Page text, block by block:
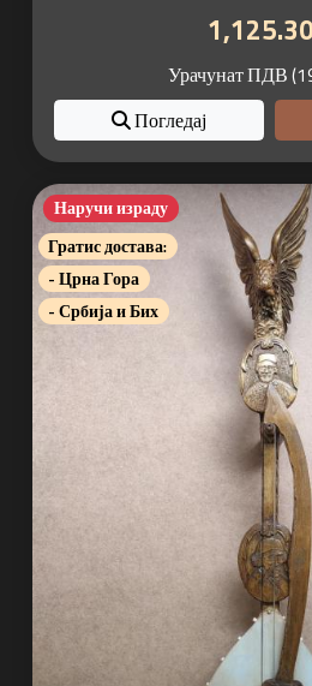
Урачунат ПДВ
Погледај
Наручи израду
Гратис достава:
- Црна Гора
- Србија и Бих